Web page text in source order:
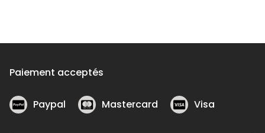
Paiement acceptés
Paypal Mastercard Visa